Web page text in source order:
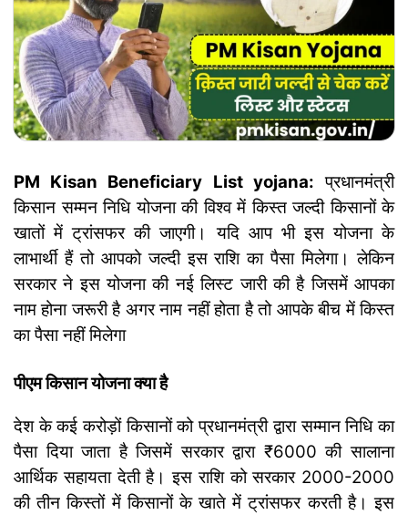
PM Kisan Beneficiary List yojana: प्रधानमंत्री
किसान सम्मन निधि योजना की विश्व में किस्त जल्दी किसानों के
खातों में ट्रांसफर की जाएगी। यदि आप भी इस योजना के
लाभार्थी हैं तो आपको जल्दी इस राशि का पैसा मिलेगा। लेकिन
सरकार ने इस योजना की नई लिस्ट जारी की है जिसमें आपका
नाम होना जरूरी है अगर नाम नहीं होता है तो आपके बीच में किस्त
का पैसा नहीं मिलेगा
पीएम किसान योजना क्या है
देश के कई करोड़ों किसानों को प्रधानमंत्री द्वारा सम्मान निधि का
पैसा दिया जाता है जिसमें सरकार द्वारा ₹6000 की सालाना
आर्थिक सहायता देती है। इस राशि को सरकार 2000-2000
की तीन किस्तों में किसानों के खाते में ट्रांसफर करती है। इस